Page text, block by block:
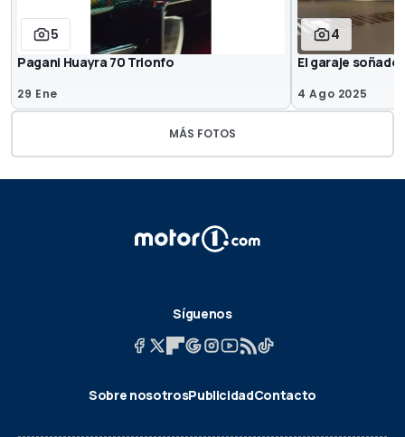
5
Pagani Huayra 70 Trionfo
29 Ene
4
El garaje soñado
4 Ago 2025
MÁS FOTOS
Síguenos
Sobre nosotrosPublicidadContacto